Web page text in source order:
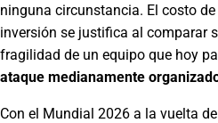
ninguna circunstancia. El costo
inversión se justifica al comparar
fragilidad de un equipo que hoy
ataque medianamente
Con el Mundial 2026 a la vuelta